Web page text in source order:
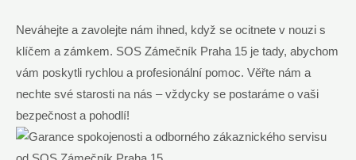
Neváhejte a zavolejte nám ihned, když se ocitnete v nouzi s
klíčem a zámkem. SOS Zámečník Praha 15 je tady, abychom
vám poskytli rychlou a profesionální pomoc. Věřte nám a
nechte své starosti na nás – vždycky se postaráme o vaši
bezpečnost a pohodlí!